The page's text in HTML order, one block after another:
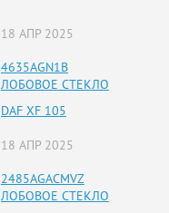
18 АПР 2025
4635AGN1B
ЛОБОВОЕ СТЕКЛО
DAF XF 105
18 АПР 2025
2485AGACMVZ
ЛОБОВОЕ СТЕКЛО